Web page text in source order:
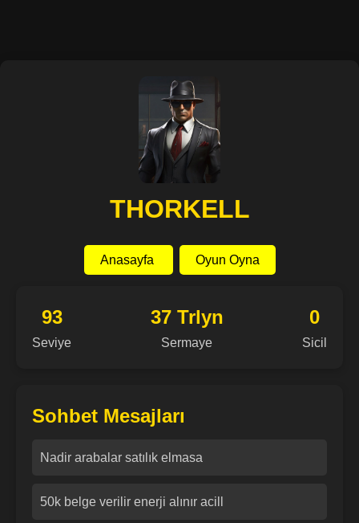
THORKELL
Anasayfa Oyun Oyna
93
Seviye
37 Trlyn
Sermaye
0
Sicil
Sohbet Mesajları
Nadir arabalar satılık elmasa
50k belge verilir enerji alınır acill